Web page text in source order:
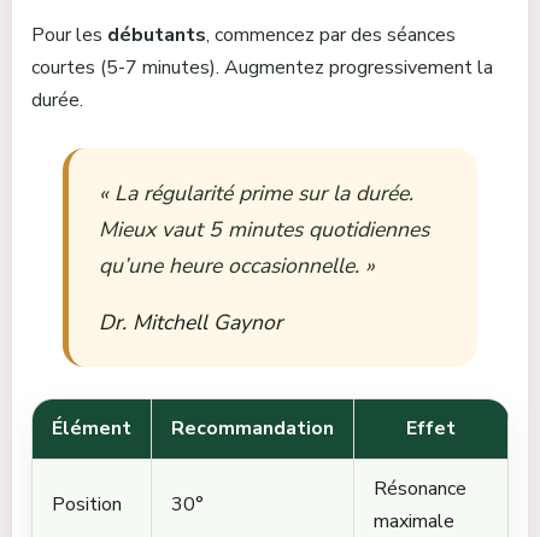
Pour les débutants, commencez par des séances
courtes (5-7 minutes). Augmentez progressivement la
durée.
« La régularité prime sur la durée.
Mieux vaut 5 minutes quotidiennes
qu’une heure occasionnelle. »
Dr. Mitchell Gaynor
Élément Recommandation Effet
Position 30°
Résonance
maximale